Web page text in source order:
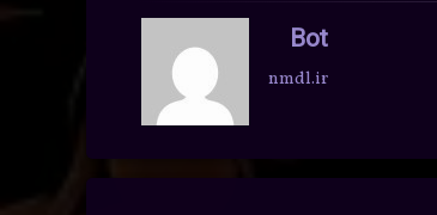
Bot
nmdl.ir